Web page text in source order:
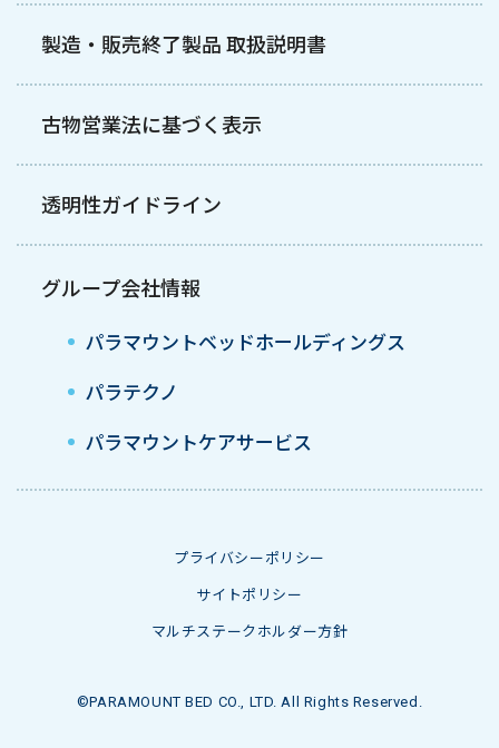
製造・販売終了製品 取扱説明書
古物営業法に基づく表示
透明性ガイドライン
グループ会社情報
パラマウントベッドホールディングス
パラテクノ
パラマウントケアサービス
プライバシーポリシー
サイトポリシー
マルチステークホルダー方針
©PARAMOUNT BED CO., LTD. All Rights Reserved.